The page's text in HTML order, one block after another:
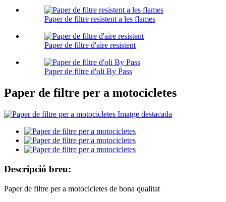
Paper de filtre resistent a les flames
Paper de filtre d'aire resistent
Paper de filtre d'oli By Pass
Paper de filtre per a motocicletes
Descripció breu:
Paper de filtre per a motocicletes de bona qualitat